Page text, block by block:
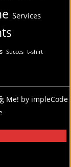
Services
Succes t-shirt
Me! by impleCode